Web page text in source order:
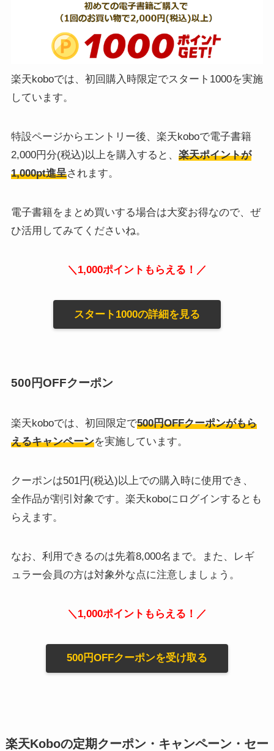
楽天koboでは、初回購入時限定でスタート1000を実施
しています。
特設ページからエントリー後、楽天koboで電子書籍
2,000円分(税込)以上を購入すると、 楽天ポイントが
1,000pt進呈されます。
電子書籍をまとめ買いする場合は大変お得なので、ぜ
ひ活用してみてくださいね。
＼1,000ポイントもらえる！／
スタート1000の詳細を見る
500円OFFクーポン
楽天koboでは、初回限定で500円OFFクーポンがもら
えるキャンペーンを実施しています。
クーポンは501円(税込)以上での購入時に使用でき、
全作品が割引対象です。楽天koboにログインするとも
らえます。
なお、利用できるのは先着8,000名まで。また、レギ
ュラー会員の方は対象外な点に注意しましょう。
＼1,000ポイントもらえる！／
500円OFFクーポンを受け取る
楽天Koboの定期クーポン・キャンペーン・セー